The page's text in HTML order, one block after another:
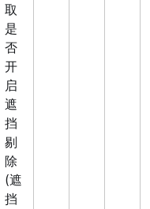
取
是
否
开
启
遮
挡
剔
除
(遮
挡